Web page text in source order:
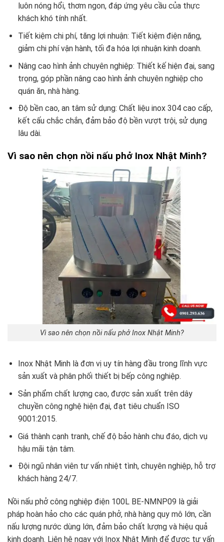
luôn nóng hổi, thơm ngon, đáp ứng yêu cầu của thực
khách khó tính nhất.
Tiết kiệm chi phí, tăng lợi nhuận: Tiết kiệm điện năng,
giảm chi phí vận hành, tối đa hóa lợi nhuận kinh doanh.
Nâng cao hình ảnh chuyên nghiệp: Thiết kế hiện đại, sang
trọng, góp phần nâng cao hình ảnh chuyên nghiệp cho
quán ăn, nhà hàng.
Độ bền cao, an tâm sử dụng: Chất liệu inox 304 cao cấp,
kết cấu chắc chắn, đảm bảo độ bền vượt trội, sử dụng
lâu dài.
Vì sao nên chọn nồi nấu phở Inox Nhật Minh?
Vì sao nên chọn nồi nấu phở Inox Nhật Minh?
Inox Nhật Minh là đơn vị uy tín hàng đầu trong lĩnh vực
sản xuất và phân phối thiết bị bếp công nghiệp.
Sản phẩm chất lượng cao, được sản xuất trên dây
chuyền công nghệ hiện đại, đạt tiêu chuẩn ISO
9001:2015.
Giá thành cạnh tranh, chế độ bảo hành chu đáo, dịch vụ
hậu mãi tận tâm.
Đội ngũ nhân viên tư vấn nhiệt tình, chuyên nghiệp, hỗ trợ
khách hàng 24/7.
Nồi nấu phở công nghiệp điện 100L BE-NMNP09 là giải
pháp hoàn hảo cho các quán phở, nhà hàng quy mô lớn, cần
nấu lượng nước dùng lớn, đảm bảo chất lượng và hiệu quả
kinh doanh. Liên hệ ngay với Inox Nhật Minh để được tư vấn